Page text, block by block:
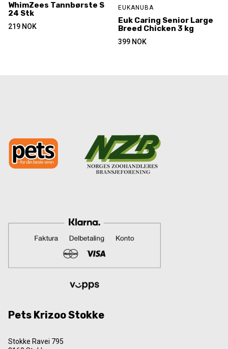
WhimZees Tannbørste S
24 Stk
219 NOK
EUKANUBA
Euk Caring Senior Large
Breed Chicken 3 kg
399 NOK
Pets Krizoo Stokke
Stokke Ravei 795